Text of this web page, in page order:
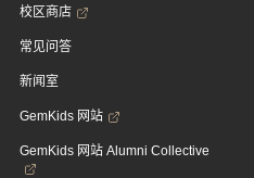
校区商店
常见问答
新闻室
GemKids 网站
GemKids 网站 Alumni Collective